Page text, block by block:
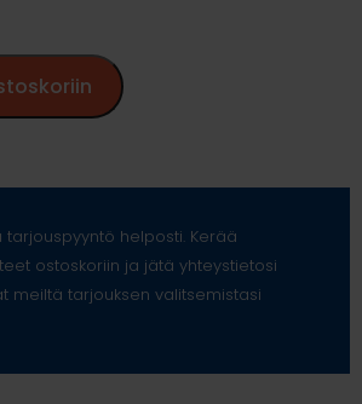
tarjouspyyntö helposti. Kerää
ostoskoriin ja jätä yhteystietosi
meiltä tarjouksen valitsemistasi